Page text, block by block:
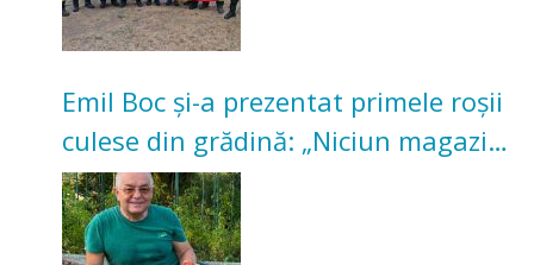
Emil Boc și-a prezentat primele roșii
culese din grădină: „Niciun magazin
nu poate oferi această satisfacție”